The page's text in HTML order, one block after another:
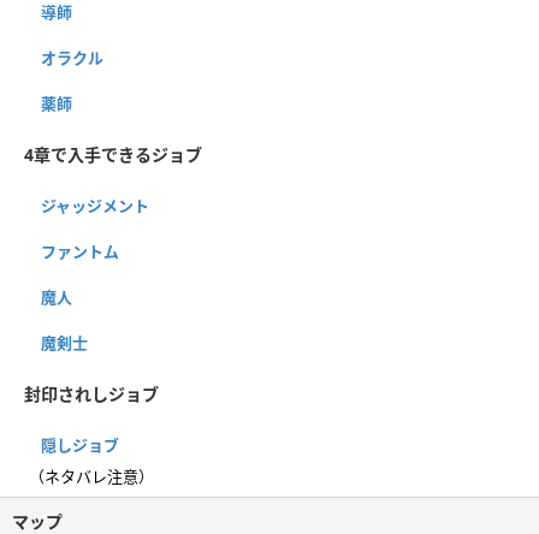
導師
オラクル
薬師
4章で入手できるジョブ
ジャッジメント
ファントム
魔人
魔剣士
封印されしジョブ
隠しジョブ
（ネタバレ注意）
マップ